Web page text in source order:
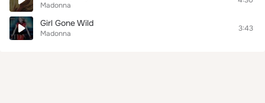
Madonna
Girl Gone Wild
Madonna
3:43